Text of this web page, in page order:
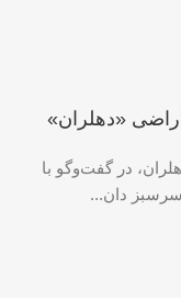
در گفت‌وگو با
سرسبز دان...